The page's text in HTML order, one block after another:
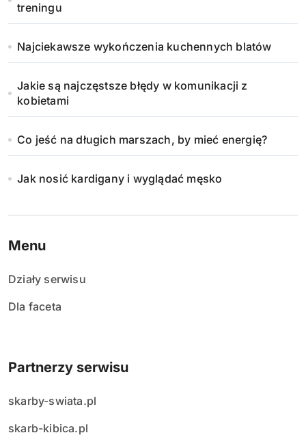
treningu
Najciekawsze wykończenia kuchennych blatów
Jakie są najczęstsze błędy w komunikacji z
kobietami
Co jeść na długich marszach, by mieć energię?
Jak nosić kardigany i wyglądać męsko
Menu
Działy serwisu
Dla faceta
Partnerzy serwisu
skarby-swiata.pl
skarb-kibica.pl